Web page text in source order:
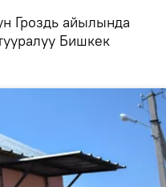
Гроздь айылында
Бишкек